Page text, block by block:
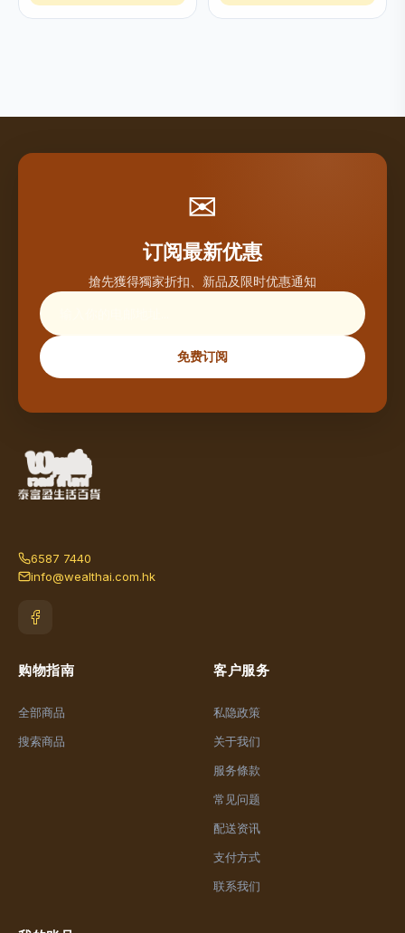
✉
订阅最新优惠
搶先獲得獨家折扣、新品及限时优惠通知
免费订阅
6587 7440
info@wealthai.com.hk
购物指南
全部商品
搜索商品
客户服务
私隐政策
关于我们
服务條款
常见问题
配送资讯
支付方式
联系我们